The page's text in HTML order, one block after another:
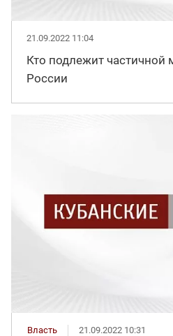
21.09.2022 11:04
Кто подлежит частичной
России
Власть 21.09.2022 10:31